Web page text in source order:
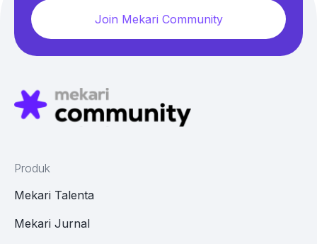
Join Mekari Community
Produk
Mekari Talenta
Mekari Jurnal